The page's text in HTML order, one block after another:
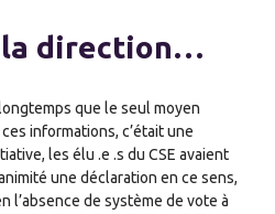
la direction…
que le seul moyen
informations, c’était une
les élu .e .s du CSE avaient
une déclaration en ce sens,
l’absence de système de vote à